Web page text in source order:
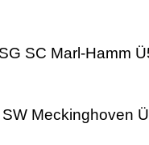
SC Marl-Hamm
SW